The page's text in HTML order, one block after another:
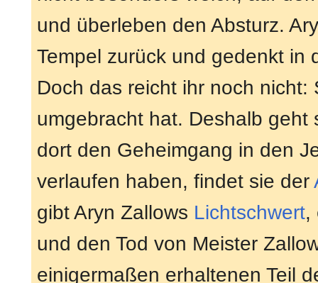
und überleben den Absturz.
Tempel zurück und gedenkt in
Doch das reicht ihr noch
umgebracht hat. Deshalb
dort den Geheimgang in den
verlaufen haben, findet sie der
gibt Aryn Zallows Lichtschwert,
und den Tod von Meister
einigermaßen erhaltenen Teil